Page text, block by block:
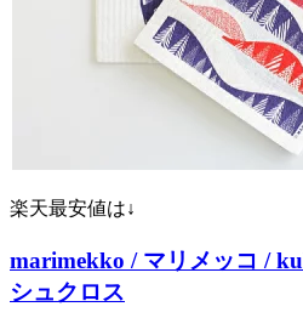
楽天最安値は↓
marimekko / マリメッコ /
シュクロス